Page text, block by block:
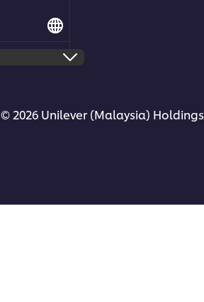
© 2026 Unilever (Malaysia) Holdings